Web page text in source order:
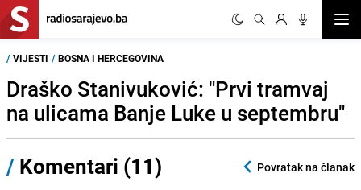
/ VIJESTI / BOSNA I HERCEGOVINA
Draško Stanivuković: "Prvi tramvaj
na ulicama Banje Luke u septembru"
/ Komentari (11) Povratak na članak